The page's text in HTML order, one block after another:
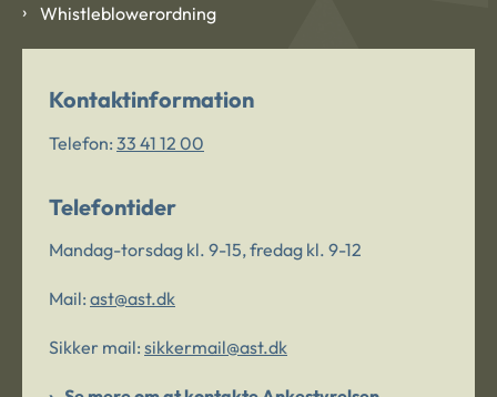
Whistleblowerordning
Kontaktinformation
Telefon: 33 41 12 00
Telefontider
Mandag-torsdag kl. 9-15, fredag kl. 9-12
Mail: ast@ast.dk
Sikker mail: sikkermail@ast.dk